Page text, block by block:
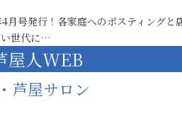
月号発行！各家庭へのポスティングと
い世代に…
屋人WEB
芦屋サロン